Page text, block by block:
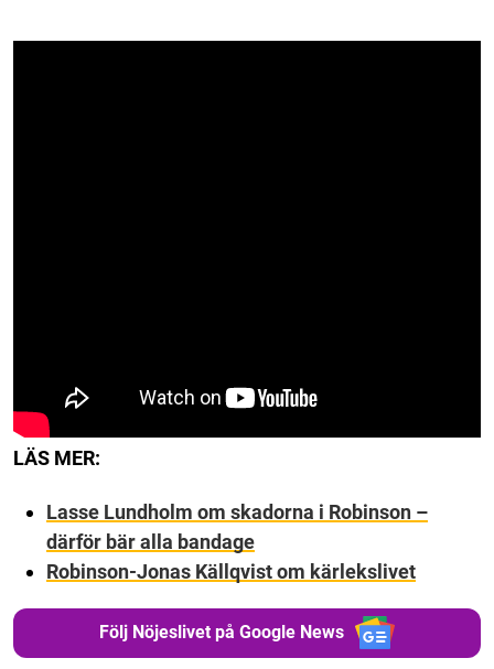
LÄS MER:
Lasse Lundholm om skadorna i Robinson –
därför bär alla bandage
Robinson-Jonas Källqvist om kärlekslivet
Följ Nöjeslivet på Google News